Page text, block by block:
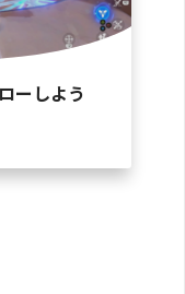
ーしよう